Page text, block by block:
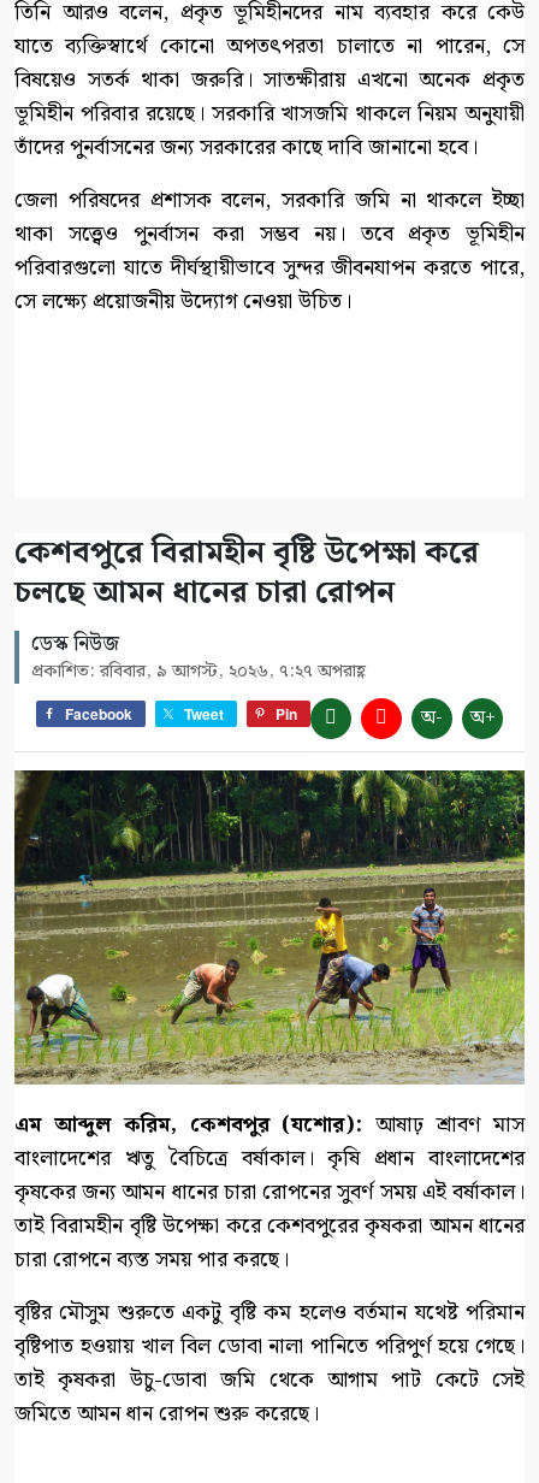
তিনি আরও বলেন, প্রকৃত ভূমিহীনদের নাম ব্যবহার করে কেউ
যাতে ব্যক্তিস্বার্থে কোনো অপতৎপরতা চালাতে না পারেন, সে
বিষয়েও সতর্ক থাকা জরুরি। সাতক্ষীরায় এখনো অনেক প্রকৃত
ভূমিহীন পরিবার রয়েছে। সরকারি খাসজমি থাকলে নিয়ম অনুযায়ী
তাঁদের পুনর্বাসনের জন্য সরকারের কাছে দাবি জানানো হবে।
জেলা পরিষদের প্রশাসক বলেন, সরকারি জমি না থাকলে ইচ্ছা
থাকা সত্ত্বেও পুনর্বাসন করা সম্ভব নয়। তবে প্রকৃত ভূমিহীন
পরিবারগুলো যাতে দীর্ঘস্থায়ীভাবে সুন্দর জীবনযাপন করতে পারে,
সে লক্ষ্যে প্রয়োজনীয় উদ্যোগ নেওয়া উচিত।
কেশবপুরে বিরামহীন বৃষ্টি উপেক্ষা করে
চলছে আমন ধানের চারা রোপন
ডেস্ক নিউজ
প্রকাশিত: রবিবার, ৯ আগস্ট, ২০২৬, ৭:২৭ অপরাহ্ণ
Facebook Tweet Pin অ- অ+
এম আব্দুল করিম, কেশবপুর (যশোর): আষাঢ় শ্রাবণ মাস
বাংলাদেশের ঋতু বৈচিত্রে বর্ষাকাল। কৃষি প্রধান বাংলাদেশের
কৃষকের জন্য আমন ধানের চারা রোপনের সুবর্ণ সময় এই বর্ষাকাল।
তাই বিরামহীন বৃষ্টি উপেক্ষা করে কেশবপুরের কৃষকরা আমন ধানের
চারা রোপনে ব্যস্ত সময় পার করছে।
বৃষ্টির মৌসুম শুরুতে একটু বৃষ্টি কম হলেও বর্তমান যথেষ্ট পরিমান
বৃষ্টিপাত হওয়ায় খাল বিল ডোবা নালা পানিতে পরিপুর্ণ হয়ে গেছে।
তাই কৃষকরা উচু-ডোবা জমি থেকে আগাম পাট কেটে সেই
জমিতে আমন ধান রোপন শুরু করেছে।